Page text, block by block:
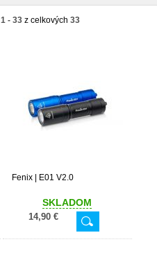
1 - 33 z celkových 33
Fenix | E01 V2.0
SKLADOM
14,90 €